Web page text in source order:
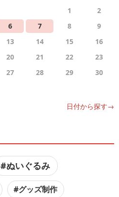
1
2
6 7 8
9
13 14 15
16
20 21 22
23
27 28 29
30
日付から探す→
#ぬいぐるみ
#グッズ制作